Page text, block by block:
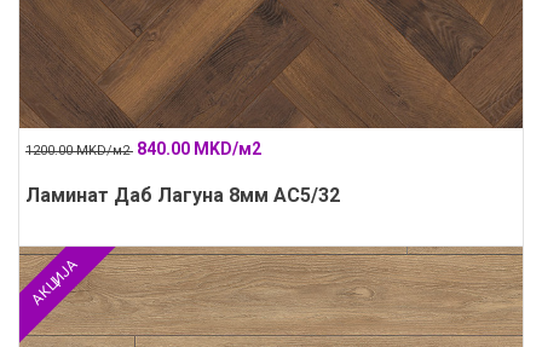
1200.00 MKD/м2 840.00 MKD/м2
Ламинат Даб Лагуна 8мм АС5/32
АКЦИЈА